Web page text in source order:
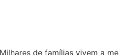
de famílias vivem a